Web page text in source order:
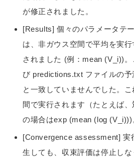
が修正されました。
[Results] 個々のパラメータテ
は、非ガウス空間で平均を実
されました (例：mean (V_i))
び predictions.txt ファイルの
と一致していませんでした。
間で実行されます（たとえば
の場合はexp (mean (log (V_i)))
[Convergence assessment] 実
生しても、収束評価は停止しな